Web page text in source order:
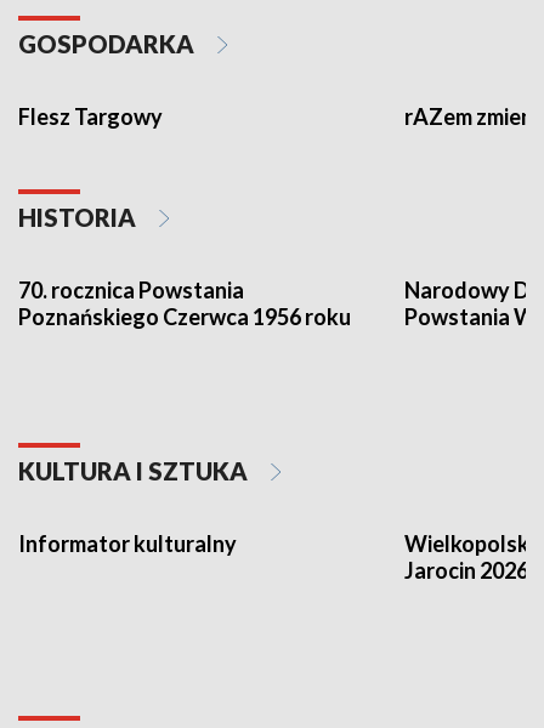
GOSPODARKA
Flesz Targowy rAZem
HISTORIA
70. rocznica Powstania
Poznańskiego Czerwca 1956 roku
Narodowy
Powstania
KULTURA I SZTUKA
Informator kulturalny
Jarocin 2026